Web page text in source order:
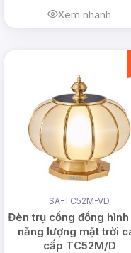
Xem nhanh
SA-TC52M-VD
Đèn trụ cổng đồng hình
năng lượng mặt trời
cấp TC52M/D